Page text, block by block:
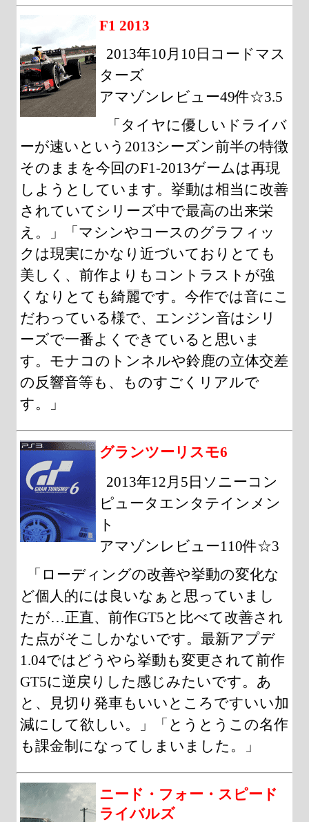
F1 2013
2013年10月10日コードマス
ターズ
アマゾンレビュー49件☆3.5
「タイヤに優しいドライバ
ーが速いという2013シーズン前半の特徴
そのままを今回のF1-2013ゲームは再現
しようとしています。挙動は相当に改善
されていてシリーズ中で最高の出来栄
え。」「マシンやコースのグラフィッ
クは現実にかなり近づいておりとても
美しく、前作よりもコントラストが強
くなりとても綺麗です。今作では音にこ
だわっている様で、エンジン音はシリ
ーズで一番よくできていると思いま
す。モナコのトンネルや鈴鹿の立体交差
の反響音等も、ものすごくリアルで
す。」
グランツーリスモ6
2013年12月5日ソニーコン
ピュータエンタテインメン
ト
アマゾンレビュー110件☆3
「ローディングの改善や挙動の変化な
ど個人的には良いなぁと思っていまし
たが…正直、前作GT5と比べて改善され
た点がそこしかないです。最新アプデ
1.04ではどうやら挙動も変更されて前作
GT5に逆戻りした感じみたいです。あ
と、見切り発車もいいところですいい加
減にして欲しい。」「とうとうこの名作
も課金制になってしまいました。」
ニード・フォー・スピード
ライバルズ